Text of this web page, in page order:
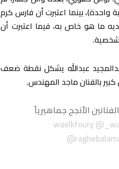
بينما اعتبرت أن فارس كرم
ما هو خاص به، فيما اعتبرت أن
عبدالله يشكل نقطة ضعف
كبير بالفنان ماجد المهندس.
الأنجح جماهيرياً